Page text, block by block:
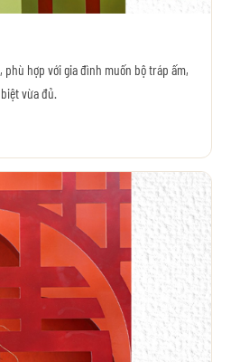
phù hợp với gia đình muốn bộ tráp ấm,
vừa đủ.